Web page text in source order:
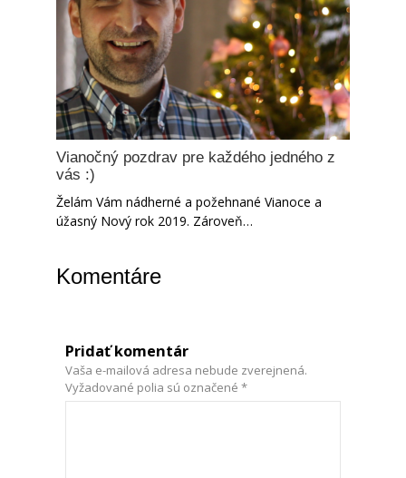
Vianočný pozdrav pre každého jedného z
vás :)
Želám Vám nádherné a požehnané Vianoce a
úžasný Nový rok 2019. Zároveň…
Komentáre
Pridať komentár
Vaša e-mailová adresa nebude zverejnená.
Vyžadované polia sú označené*